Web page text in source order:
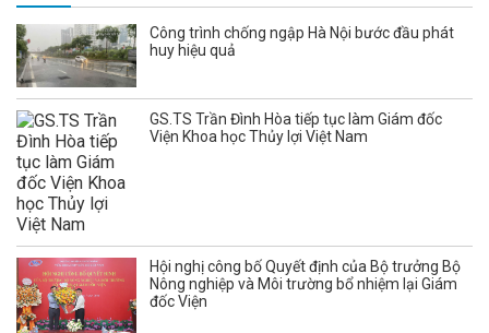
Công trình chống ngập Hà Nội bước đầu phát
huy hiệu quả
GS.TS Trần Đình Hòa tiếp tục làm Giám đốc
Viện Khoa học Thủy lợi Việt Nam
Hội nghị công bố Quyết định của Bộ trưởng Bộ
Nông nghiệp và Môi trường bổ nhiệm lại Giám
đốc Viện